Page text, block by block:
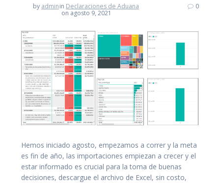
by adminin Declaraciones de Aduana
on agosto 9, 2021
0
Hemos iniciado agosto, empezamos a correr y la meta
es fin de año, las importaciones empiezan a crecer y el
estar informado es crucial para la toma de buenas
decisiones, descargue el archivo de Excel, sin costo,